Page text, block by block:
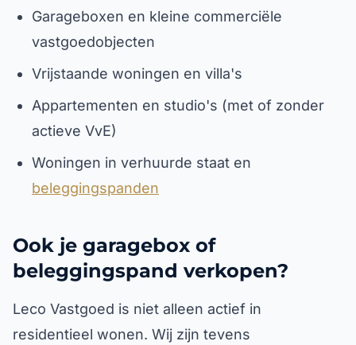
Garageboxen en kleine commerciële
vastgoedobjecten
Vrijstaande woningen en villa's
Appartementen en studio's (met of zonder
actieve VvE)
Woningen in verhuurde staat en
beleggingspanden
Ook je garagebox of
beleggingspand verkopen?
Leco Vastgoed is niet alleen actief in
residentieel wonen. Wij zijn tevens